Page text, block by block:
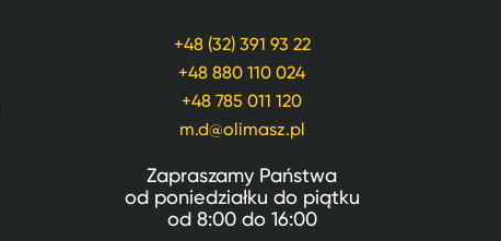
+48 (32) 391 93 22
+48 880 110 024
+48 785 011 120
m.d@olimasz.pl
Zapraszamy Państwa
od poniedziałku do piątku
od 8:00do 16:00